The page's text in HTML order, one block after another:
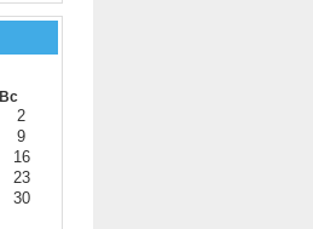
Вс
2
9
16
23
30